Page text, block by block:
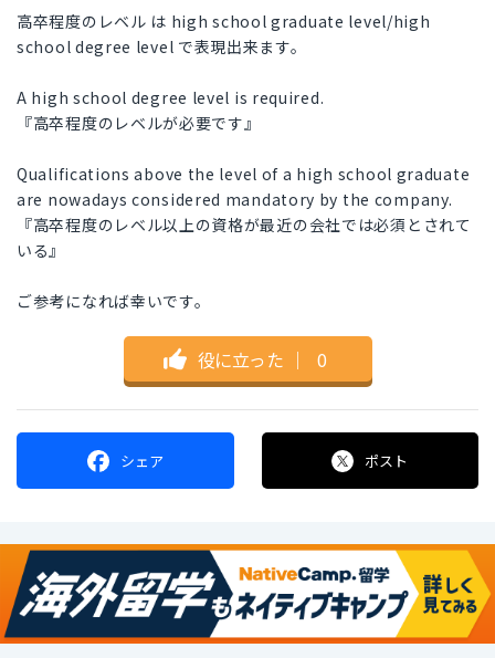
高卒程度のレベル は high school graduate level/high
school degree level で表現出来ます。
A high school degree level is required.
『高卒程度のレベルが必要です』
Qualifications above the level of a high school graduate
are nowadays considered mandatory by the company.
『高卒程度のレベル以上の資格が最近の会社では必須とされて
いる』
ご参考になれば幸いです。
役に立った ｜ 0
シェア ポスト